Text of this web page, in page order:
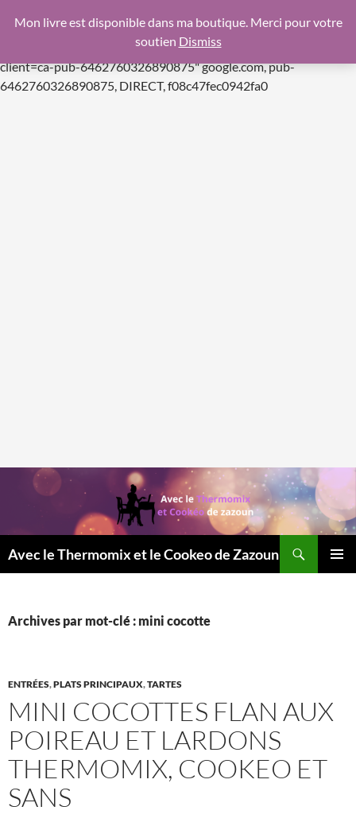
f08c47fec0942fa0
https://pagead2.googlesyndication.com/pagead/js/
client=ca-pub-6462760326890875"google.com, pub-
6462760326890875, DIRECT, f08c47fec0942fa0Aller
Avec le Thermomix et le Cookeo de Zazoun
Archives par mot-clé : mini cocotte
ENTRÉES,PLATS PRINCIPAUX,TARTES
MINI COCOTTES FLAN AUX
POIREAU ET LARDONS
THERMOMIX, COOKEO ET
SANS
Mon livre est disponible dans ma boutique. Merci pour votre
soutien Dismiss